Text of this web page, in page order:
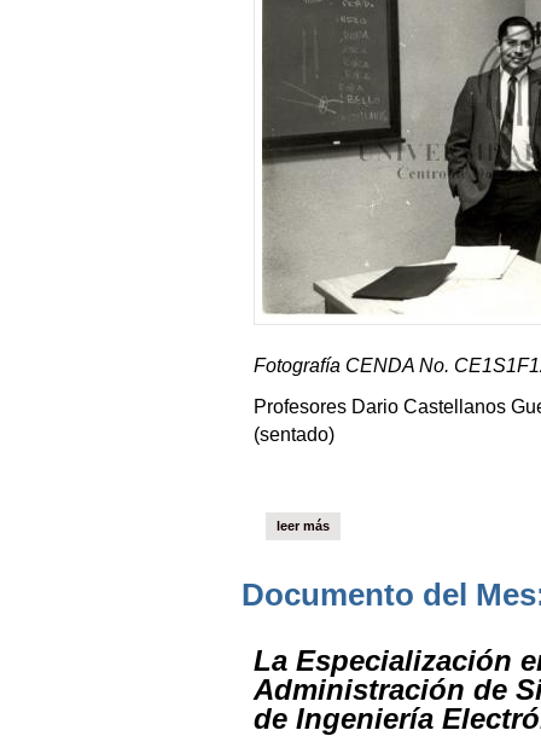
Fotografía CENDA No.
Profesores Dario Castellanos
(sentado)
leer más
Documento del
La Especialización
Administración de
de Ingeniería